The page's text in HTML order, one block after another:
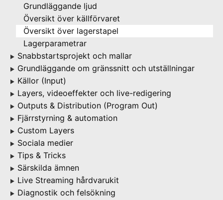
Grundläggande ljud
Översikt över källförvaret
Översikt över lagerstapel
Lagerparametrar
▶ Snabbstartsprojekt och mallar
▶ Grundläggande om gränssnitt och utställningar
▶ Källor (Input)
▶ Layers, videoeffekter och live-redigering
▶ Outputs & Distribution (Program Out)
▶ Fjärrstyrning & automation
▶ Custom Layers
▶ Sociala medier
▶ Tips & Tricks
▶ Särskilda ämnen
▶ Live Streaming hårdvarukit
▶ Diagnostik och felsökning